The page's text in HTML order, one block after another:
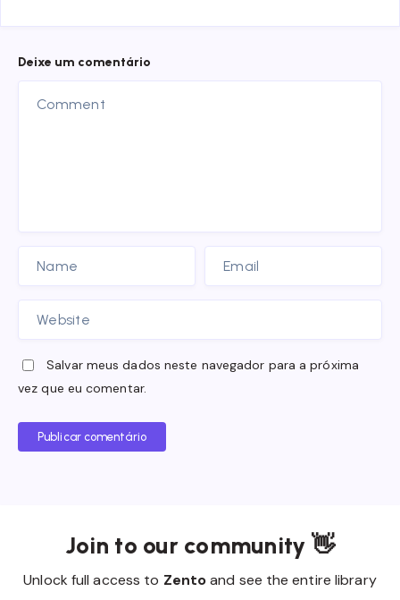
Deixe um comentário
Salvar meus dados neste navegador para a próxima
vez que eu comentar.
Publicar comentário
Join to our community 👋
Unlock full access to Zentoand see the entire library